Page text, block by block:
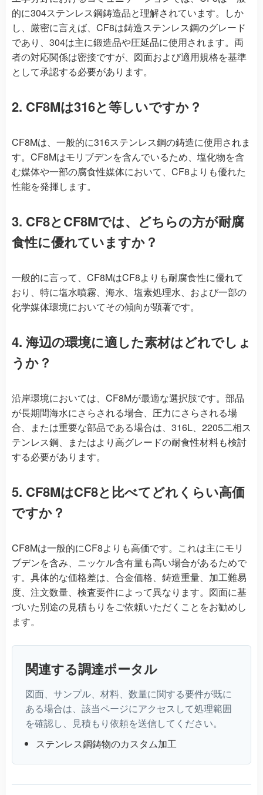
的に304ステンレス鋼鋳造品と理解されています。しか
し、厳密に言えば、CF8は鋳造ステンレス鋼のグレード
であり、304は主に鍛造品や圧延品に使用されます。両
者の対応関係は密接ですが、図面および適用規格を基準
として承認する必要があります。
2. CF8Mは316と等しいですか？
CF8Mは、一般的に316ステンレス鋼の鋳造に使用されま
す。CF8Mはモリブデンを含んでいるため、塩化物を含
む媒体や一部の腐食性媒体において、CF8よりも優れた
性能を発揮します。
3. CF8とCF8Mでは、どちらの方が耐腐
食性に優れていますか？
一般的に言って、CF8MはCF8よりも耐腐食性に優れて
おり、特に塩水噴霧、海水、塩素処理水、および一部の
化学媒体環境においてその傾向が顕著です。
4. 海辺の環境に適した素材はどれでしょ
うか？
沿岸環境においては、CF8Mが最適な選択肢です。部品
が長期間海水にさらされる場合、圧力にさらされる場
合、または重要な部品である場合は、316L、2205二相ス
テンレス鋼、またはより高グレードの耐食性材料も検討
する必要があります。
5. CF8MはCF8と比べてどれくらい高価
ですか？
CF8Mは一般的にCF8よりも高価です。これは主にモリ
ブデンを含み、ニッケル含有量も高い場合があるためで
す。具体的な価格差は、合金価格、鋳造重量、加工難易
度、注文数量、検査要件によって異なります。図面に基
づいた別途の見積もりをご依頼いただくことをお勧めし
ます。
関連する調達ポータル
図面、サンプル、材料、数量に関する要件が既に
ある場合は、該当ページにアクセスして処理範囲
を確認し、見積もり依頼を送信してください。
ステンレス鋼鋳物のカスタム加工